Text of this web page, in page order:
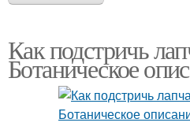
Как подстричь
Ботаническое